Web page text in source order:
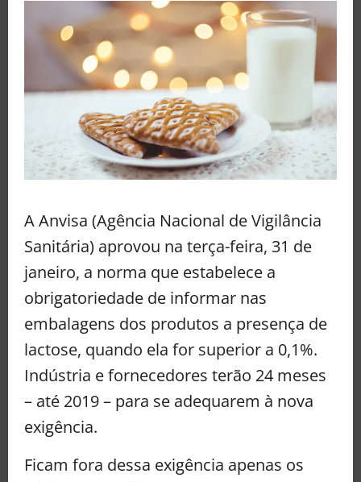
A Anvisa (Agência Nacional de Vigilância
Sanitária) aprovou na terça-feira, 31 de
janeiro, a norma que estabelece a
obrigatoriedade de informar nas
embalagens dos produtos a presença de
lactose, quando ela for superior a 0,1%.
Indústria e fornecedores terão 24 meses
– até 2019 – para se adequarem à nova
exigência.
Ficam fora dessa exigência apenas os